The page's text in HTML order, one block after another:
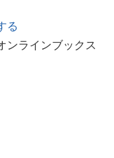
る
ンラインブックス